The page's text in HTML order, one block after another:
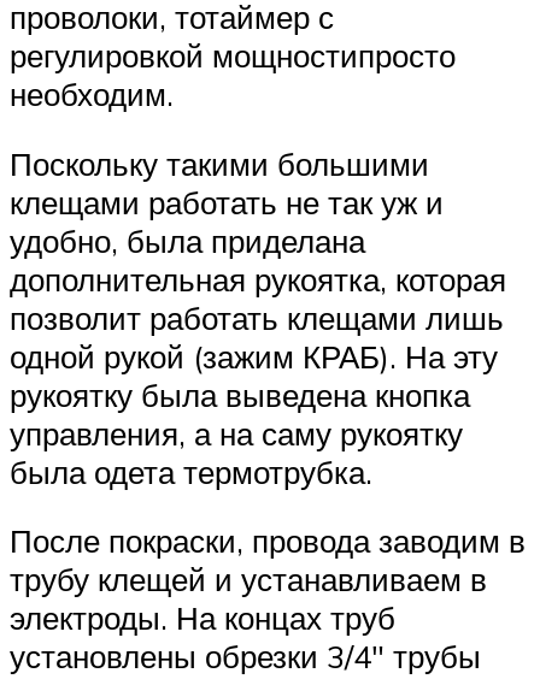
проволоки, тотаймер с
регулировкой мощностипросто
необходим.
Поскольку такими большими
клещами работать не так уж и
удобно, была приделана
дополнительная рукоятка, которая
позволит работать клещами лишь
одной рукой (зажим КРАБ). На эту
рукоятку была выведена кнопка
управления, а на саму рукоятку
была одета термотрубка.
После покраски, провода заводим в
трубу клещей и устанавливаем в
электроды. На концах труб
установлены обрезки 3/4″ трубы